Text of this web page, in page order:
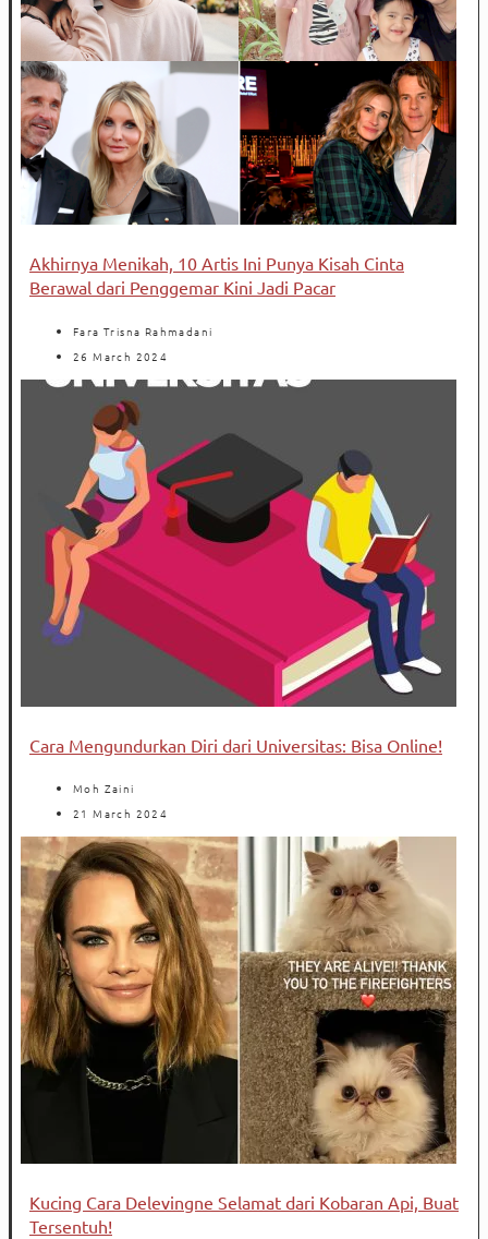
Akhirnya Menikah, 10 Artis Ini Punya Kisah Cinta
Berawal dari Penggemar Kini Jadi Pacar
Fara Trisna Rahmadani
26 March 2024
Cara Mengundurkan Diri dari Universitas: Bisa Online!
Moh Zaini
21 March 2024
Kucing Cara Delevingne Selamat dari Kobaran Api, Buat
Tersentuh!